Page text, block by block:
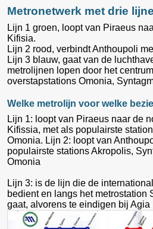
Metronetwerk met drie
Lijn 1 groen, loopt van Piraeus
Kifisia.
Lijn 2 rood, verbindt Anthoupoli
Lijn 3 blauw, gaat van de
metrolijnen lopen door het
overstapstations Omonia,
Welke metrolijn voor welke
Lijn 1: loopt van Piraeus naar de
Kifissia, met als populairste
Omonia. Lijn 2: loopt van
populairste stations Akropolis,
Omonia
Lijn 3: is de lijn die de
bedient en langs het metrostation
gaat, alvorens te eindigen bij Agia